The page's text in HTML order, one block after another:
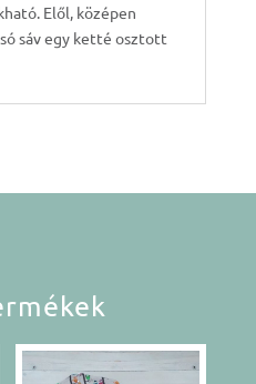
Elől, középen
sáv egy ketté osztott